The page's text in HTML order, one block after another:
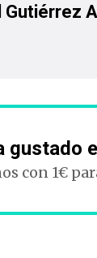
Gutiérrez
gustado
con 1€